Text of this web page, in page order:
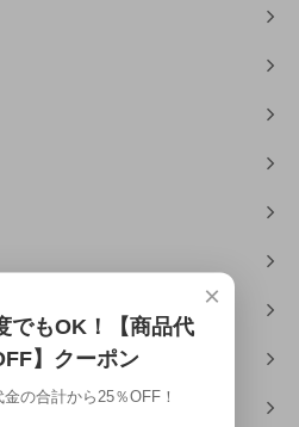
×
でもOK！【商品代
】クーポン
の合計から25％OFF！